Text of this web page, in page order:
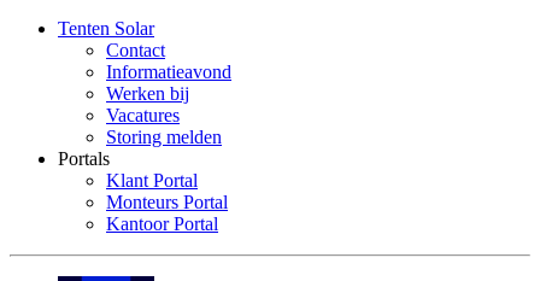
Tenten Solar
Contact
Informatieavond
Werken bij
Vacatures
Storing melden
Portals
Klant Portal
Monteurs Portal
Kantoor Portal